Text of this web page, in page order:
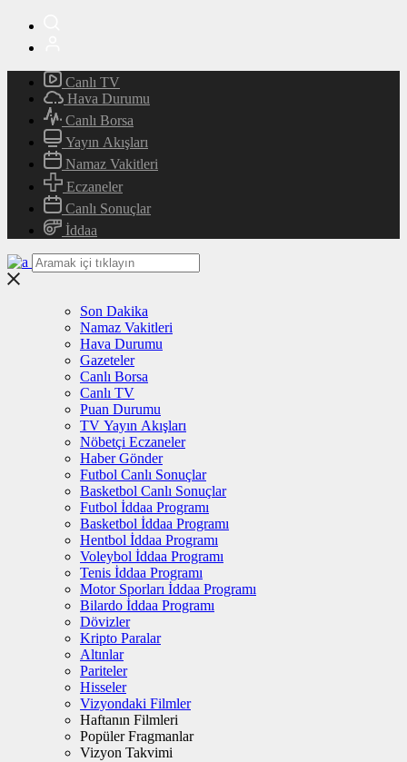
Canlı TV
Hava Durumu
Canlı Borsa
Yayın Akışları
Namaz Vakitleri
Eczaneler
Canlı Sonuçlar
İddaa
Son Dakika
Namaz Vakitleri
Hava Durumu
Gazeteler
Canlı Borsa
Canlı TV
Puan Durumu
TV Yayın Akışları
Nöbetçi Eczaneler
Haber Gönder
Futbol Canlı Sonuçlar
Basketbol Canlı Sonuçlar
Futbol İddaa Programı
Basketbol İddaa Programı
Hentbol İddaa Programı
Voleybol İddaa Programı
Tenis İddaa Programı
Motor Sporları İddaa Programı
Bilardo İddaa Programı
Dövizler
Kripto Paralar
Altınlar
Pariteler
Hisseler
Vizyondaki Filmler
Haftanın Filmleri
Popüler Fragmanlar
Vizyon Takvimi